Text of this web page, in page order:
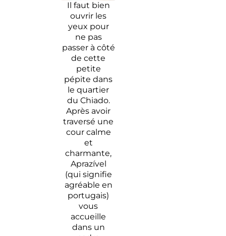
Il faut bien
ouvrir les
yeux pour
ne pas
passer à côté
de cette
petite
pépite dans
le quartier
du Chiado.
Après avoir
traversé une
cour calme
et
charmante,
Aprazível
(qui signifie
agréable en
portugais)
vous
accueille
dans un